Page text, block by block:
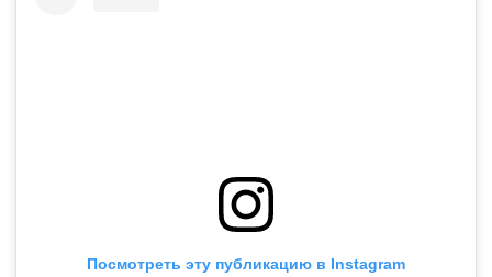
Посмотреть эту публикацию в Instagram